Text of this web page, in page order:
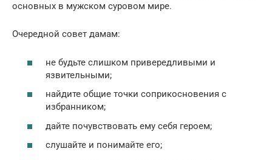
основных в мужском суровом мире.
Очередной совет дамам:
не будьте слишком привередливыми и
язвительными;
найдите общие точки соприкосновения с
избранником;
дайте почувствовать ему себя героем;
слушайте и понимайте его;